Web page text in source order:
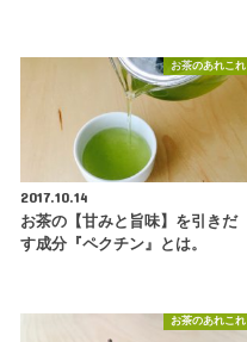
お茶のあれこれ
2017.10.14
お茶の【甘みと旨味】を引きだ
す成分『ペクチン』とは。
お茶のあれこれ